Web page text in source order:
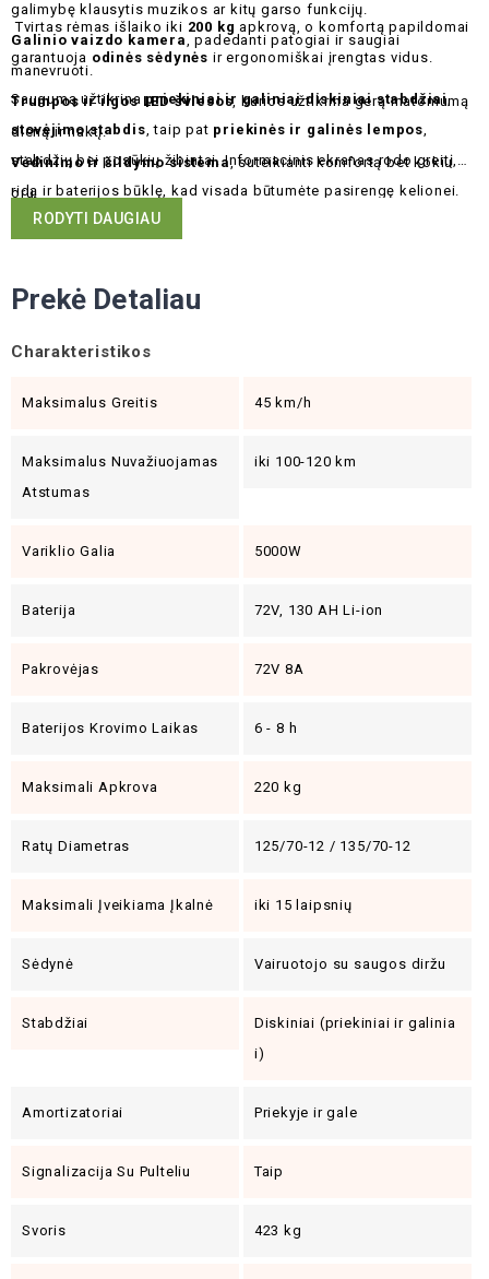
galimybę klausytis muzikos ar kitų garso funkcijų.
Galinio vaizdo kamera , padedanti patogiai ir saugiai
manevruoti.
Trumpos ir ilgos LED šviesos, kurios užtikrina gerą matomumą
dieną ir naktį.
Vėdinimo ir šildymo sistema, suteikianti komfortą bet kokiu
oru.
Tvirtas rėmas išlaiko iki 200 kg apkrovą, o komfortą papildomai
garantuoja odinės sėdynės ir ergonomiškai įrengtas vidus.
Saugumą užtikrinapriekiniai ir galiniai diskiniai stabdžiai,
stovėjimo stabdis , taip pat priekinės ir galinės lempos
stabdžių bei posūkių žibintai. Informacinis ekranas rodo greitį,
ridą ir baterijos būklę, kad visada būtumėte pasirengę kelionei.
RODYTI DAUGIAU
Prekė Detaliau
Charakteristikos
Maksimalus Greitis 45 km/h
Maksimalus Nuvažiuojamas
Atstumas
iki 100-120 km
Variklio Galia 5000W
Baterija 72V, 130 AH Li-ion
Pakrovėjas 72V 8A
Baterijos Krovimo Laikas 6 - 8 h
Maksimali Apkrova 220 kg
Ratų Diametras 125/70-12 / 135/70-12
Maksimali Įveikiama Įkalnė iki 15 laipsnių
Sėdynė Vairuotojo su saugos diržu
Stabdžiai
Diskiniai (priekiniai ir galinia
i)
Amortizatoriai Priekyje ir gale
Signalizacija Su Pulteliu Taip
Svoris 423 kg